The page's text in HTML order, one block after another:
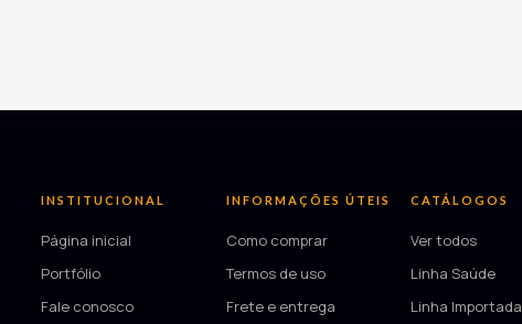
INSTITUCIONAL
Página inicial
Portfólio
Fale conosco
INFORMAÇÕES ÚTEIS
Como comprar
Termos de uso
Frete e entrega
CATÁLOGOS
Ver todos
Linha Saúde
Linha Importada